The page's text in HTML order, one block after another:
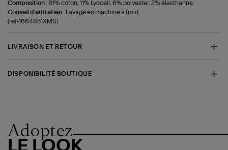
Composition :81% coton, 11% Lyocell, 6% polyester, 2% élasthanne.
Conseil d'entretien :
Lavage en machine à froid.
(ref-1664851XMS)
LIVRAISON ET RETOUR
DISPONIBILITÉ BOUTIQUE
Adoptez